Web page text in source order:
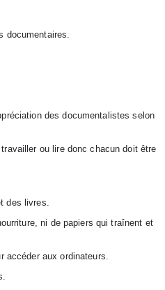
documentaires.
des documentalistes selon
ou lire donc chacun doit être
des livres.
ni de papiers qui traînent et
accéder aux ordinateurs.